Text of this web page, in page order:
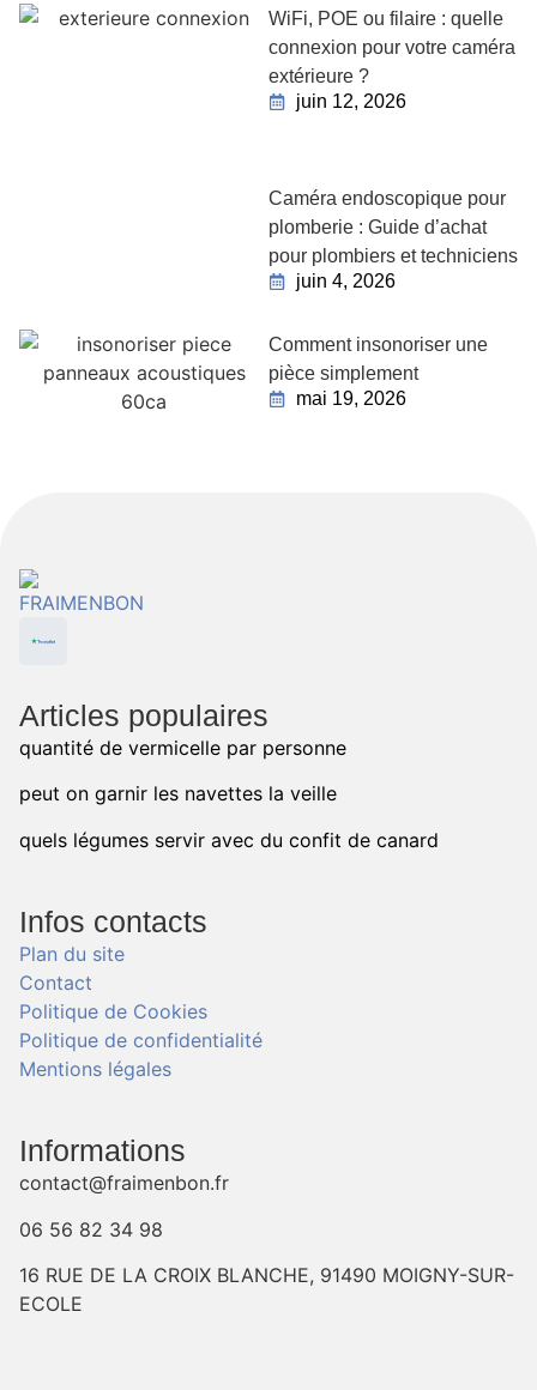
WiFi, POE ou filaire : quelle
connexion pour votre caméra
extérieure ?
juin 12, 2026
Caméra endoscopique pour
plomberie : Guide d’achat
pour plombiers et techniciens
juin 4, 2026
Comment insonoriser une
pièce simplement
mai 19, 2026
Articles populaires
quantité de vermicelle par personne
peut on garnir les navettes la veille
quels légumes servir avec du confit de canard
Infos contacts
Plan du site
Contact
Politique de Cookies
Politique de confidentialité
Mentions légales
Informations
contact@fraimenbon.fr
06 56 82 34 98
16 RUE DE LA CROIX BLANCHE, 91490 MOIGNY-SUR-
ECOLE